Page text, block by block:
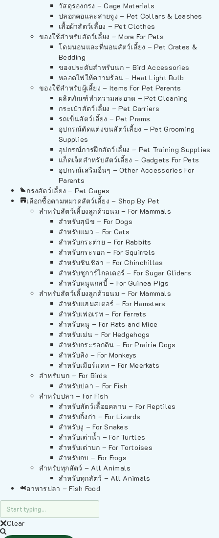
วัสดุรองกรง – Cage Materials
ปลอกคอและสายจูง – Pet Collars & Leashes
เสื้อผ้าสัตว์เลี้ยง – Pet Clothes
ของใช้สำหรับสัตว์เลี้ยง – More For Pets
โดมนอนและที่นอนสัตว์เลี้ยง – Pet Crates &
Bedding
ของประดับสำหรับนก – Bird Accessories
หลอดไฟให้ความร้อน – Heat Light Bulb
ของใช้สำหรับผู้เลี้ยง – Items For Pet Parents
ผลิตภัณฑ์ทำความสะอาด – Pet Cleaning
กระเป๋าสัตว์เลี้ยง – Pet Carriers
รถเข็นสัตว์เลี้ยง – Pet Prams
อุปกรณ์ตัดแต่งขนสัตว์เลี้ยง – Pet Grooming
Supplies
อุปกรณ์การฝึกสัตว์เลี้ยง – Pet Training Supplies
แก็ดเจ็ตสำหรับสัตว์เลี้ยง – Gadgets For Pets
อุปกรณ์เสริมอื่นๆ – Other Accessories For
Parents
กรงสัตว์เลี้ยง – Pet Cages
เลือกซื้อตามหมวดสัตว์เลี้ยง – Shop By Pet
สำหรับสัตว์เลี้ยงลูกด้วยนม – For Mammals
สำหรับสุนัข – For Dogs
สำหรับแมว – For Cats
สำหรับกระต่าย – For Rabbits
สำหรับกระรอก – For Squirrels
สำหรับชินชิล่า – For Chinchillas
สำหรับชูการ์ไกลเดอร์ – For Sugar Gliders
สำหรับหนูแกสบี้ – For Guinea Pigs
สำหรับสัตว์เลี้ยงลูกด้วยนม – For Mammals
สำหรับแฮมสเตอร์ – For Hamsters
สำหรับเฟอเรท – For Ferrets
สำหรับหนู – For Rats and Mice
สำหรับเม่น – For Hedgehogs
สำหรับกระรอกดิน – For Prairie Dogs
สำหรับลิง – For Monkeys
สำหรับเมียร์แคท – For Meerkats
สำหรับนก – For Birds
สำหรับปลา – For Fish
สำหรับปลา – For Fish
สำหรับสัตว์เลื้อยคลาน – For Reptiles
สำหรับกิ้งก่า – For Lizards
สำหรับงู – For Snakes
สำหรับเต่าน้ำ – For Turtles
สำหรับเต่าบก – For Tortoises
สำหรับกบ – For Frogs
สำหรับทุกสัตว์ – All Animals
สำหรับทุกสัตว์ – All Animals
อาหารปลา – Fish Food
Clear